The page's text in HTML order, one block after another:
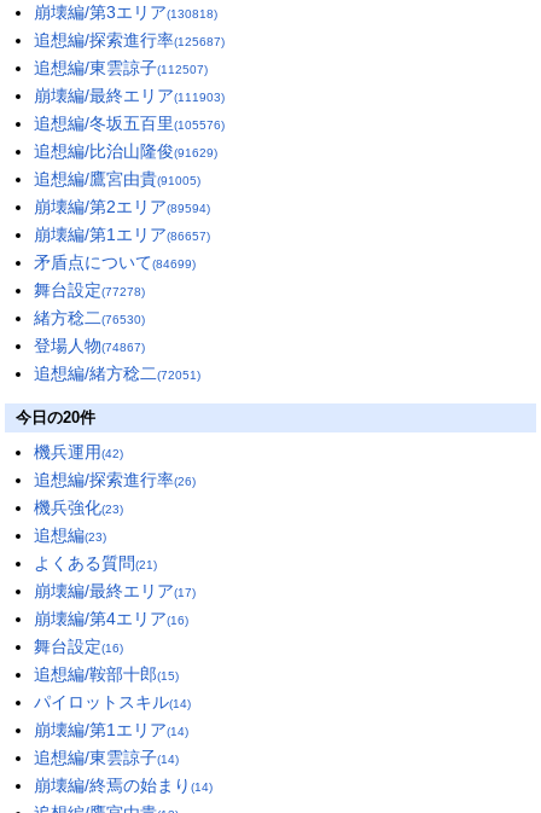
崩壊編/第3エリア(130818)
追想編/探索進行率(125687)
追想編/東雲諒子(112507)
崩壊編/最終エリア(111903)
追想編/冬坂五百里(105576)
追想編/比治山隆俊(91629)
追想編/鷹宮由貴(91005)
崩壊編/第2エリア(89594)
崩壊編/第1エリア(86657)
矛盾点について(84699)
舞台設定(77278)
緒方稔二(76530)
登場人物(74867)
追想編/緒方稔二(72051)
今日の20件
機兵運用(42)
追想編/探索進行率(26)
機兵強化(23)
追想編(23)
よくある質問(21)
崩壊編/最終エリア(17)
崩壊編/第4エリア(16)
舞台設定(16)
追想編/鞍部十郎(15)
パイロットスキル(14)
崩壊編/第1エリア(14)
追想編/東雲諒子(14)
崩壊編/終焉の始まり(14)